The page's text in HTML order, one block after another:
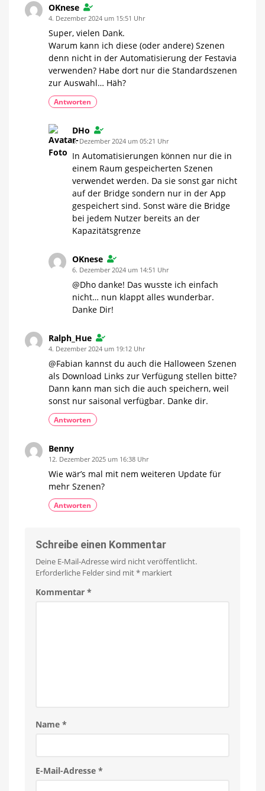
OKnese
4. Dezember 2024 um 15:51 Uhr
Super, vielen Dank.
Warum kann ich diese (oder andere) Szenen
denn nicht in der Automatisierung der Festavia
verwenden? Habe dort nur die Standardszenen
zur Auswahl… Häh?
Antworten
DHo
5. Dezember 2024 um 05:21 Uhr
In Automatisierungen können nur die in
einem Raum gespeicherten Szenen
verwendet werden. Da sie sonst gar nicht
auf der Bridge sondern nur in der App
gespeichert sind. Sonst wäre die Bridge
bei jedem Nutzer bereits an der
Kapazitätsgrenze
OKnese
6. Dezember 2024 um 14:51 Uhr
@Dho danke! Das wusste ich einfach
nicht… nun klappt alles wunderbar.
Danke Dir!
Ralph_Hue
4. Dezember 2024 um 19:12 Uhr
@Fabian kannst du auch die Halloween Szenen
als Download Links zur Verfügung stellen bitte?
Dann kann man sich die auch speichern, weil
sonst nur saisonal verfügbar. Danke dir.
Antworten
Benny
12. Dezember 2025 um 16:38 Uhr
Wie wär’s mal mit nem weiteren Update für
mehr Szenen?
Antworten
Schreibe einen Kommentar
Deine E-Mail-Adresse wird nicht veröffentlicht.
Erforderliche Felder sind mit* markiert
Kommentar *
Name *
E-Mail-Adresse *